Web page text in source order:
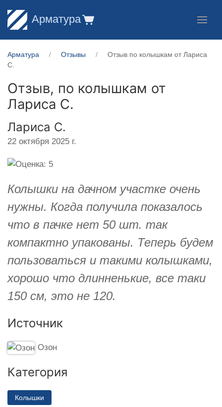
Арматура
Арматура Отзывы
Отзыв по колышкам от Лариса
С.
Отзыв, по колышкам от
Лариса С.
Лариса С.
22 октября 2025 г.
Колышки на дачном участке очень
нужны. Когда получила показалось
что в пачке нет 50 шт. так
компактно упакованы. Теперь будем
пользоваться и такими колышками,
хорошо что длинненькие, все таки
150 см, это не 120.
Источник
Озон
Категория
Колышки